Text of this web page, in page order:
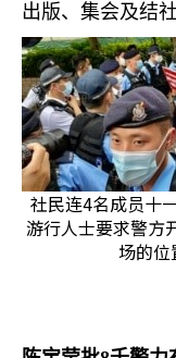
出版、集会及结
社民连4名成员十
游行人士要求警方
场的